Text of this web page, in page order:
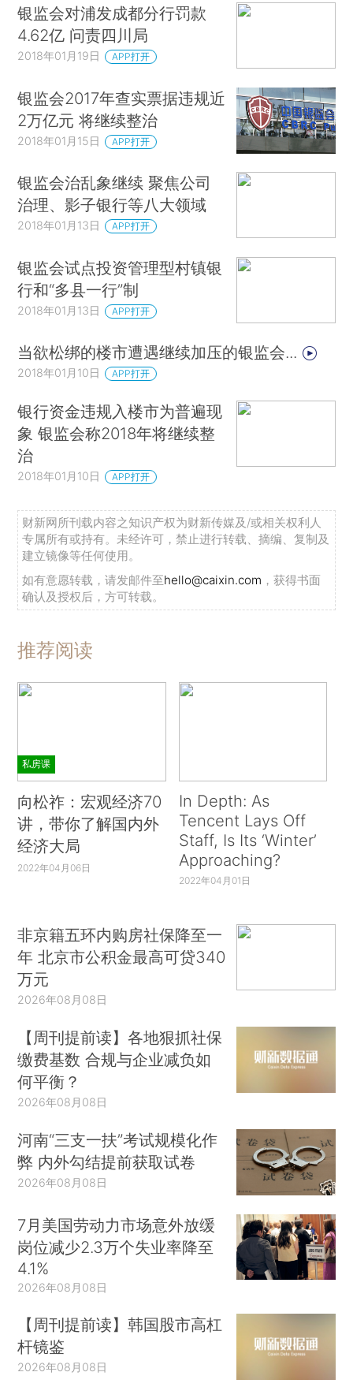
银监会对浦发成都分行罚款
4.62亿 问责四川局
2018年01月19日 APP打开
银监会2017年查实票据违规近
2万亿元 将继续整治
2018年01月15日 APP打开
银监会治乱象继续 聚焦公司
治理、影子银行等八大领域
2018年01月13日 APP打开
银监会试点投资管理型村镇银
行和“多县一行”制
2018年01月13日 APP打开
当欲松绑的楼市遭遇继续加压的银监会...
2018年01月10日 APP打开
银行资金违规入楼市为普遍现
象 银监会称2018年将继续整
治
2018年01月10日 APP打开
财新网所刊载内容之知识产权为财新传媒及/或相关权利人
专属所有或持有。未经许可，禁止进行转载、摘编、复制及
建立镜像等任何使用。
如有意愿转载，请发邮件至hello@caixin.com ，获得书面
确认及授权后，方可转载。
推荐阅读
私房课
向松祚：宏观经济70
讲，带你了解国内外
经济大局
2022年04月06日
In Depth: As
Tencent Lays Off
Staff, Is Its ‘Winter’
Approaching?
2022年04月01日
非京籍五环内购房社保降至一
年 北京市公积金最高可贷340
万元
2026年08月08日
【周刊提前读】各地狠抓社保
缴费基数 合规与企业减负如
何平衡？
2026年08月08日
河南“三支一扶”考试规模化作
弊 内外勾结提前获取试卷
2026年08月08日
7月美国劳动力市场意外放缓
岗位减少2.3万个失业率降至
4.1%
2026年08月08日
【周刊提前读】韩国股市高杠
杆镜鉴
2026年08月08日